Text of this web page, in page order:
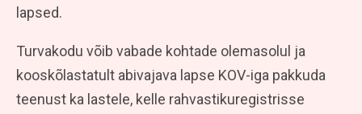
lapsed.
Turvakodu võib vabade kohtade olemasolul ja
kooskõlastatult abivajava lapse KOV-iga pakkuda
teenust ka lastele, kelle rahvastikuregistrisse